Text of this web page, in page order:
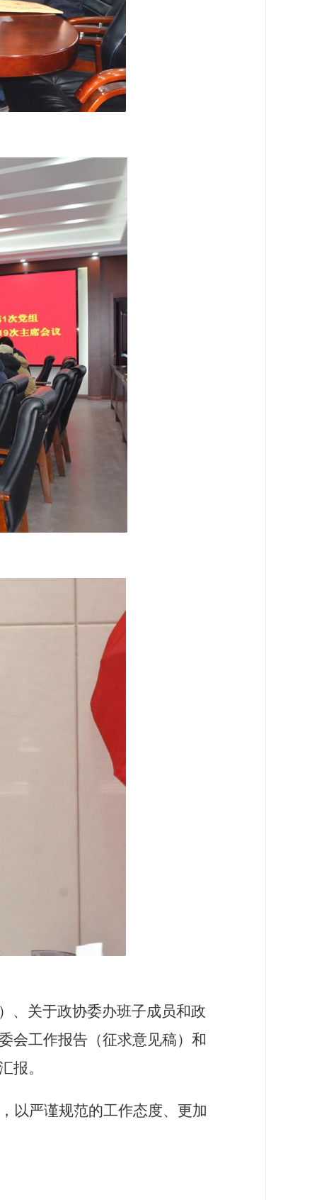
、关于政协委办班子成员和政
会工作报告（征求意见稿）和
报。
以严谨规范的工作态度、更加